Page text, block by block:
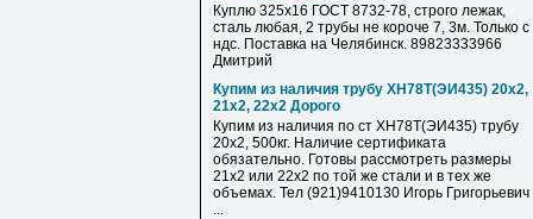
Куплю 325х16 ГОСТ 8732-78, строго лежак,
сталь любая, 2 трубы не короче 7, 3м. Только с
ндс. Поставка на Челябинск. 89823333966
Дмитрий
Купим из наличия трубу ХН78Т(ЭИ435) 20х2,
21х2, 22х2 Дорого
Купим из наличия по ст ХН78Т(ЭИ435) трубу
20х2, 500кг. Наличие сертификата
обязательно. Готовы рассмотреть размеры
21х2 или 22х2 по той же стали и в тех же
объемах. Тел (921)9410130 Игорь Григорьевич
...